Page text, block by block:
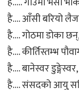
है…. आँसी बरियो
है…. गोठमा डोका
है…. कीर्तिस्तम्भ
है…. बानेस्वर
है…. संसदको आयु